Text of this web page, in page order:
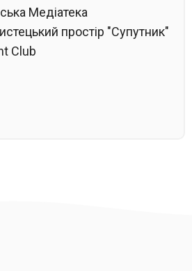
Медіатека
простір "Супутник"
Club